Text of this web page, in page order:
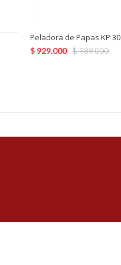
Peladora de Papas KP 30
$989.000
$ 929.000